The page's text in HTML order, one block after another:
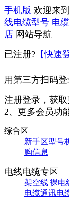
手机版 欢迎来
线电缆型号 电
店 网站导航
已注册? 【快速
用第三方扫码
注册登录，获取
2、更多会员功
综合区
新手区型号
购信息
电线电缆专区
架空线|裸电
电缆通讯电